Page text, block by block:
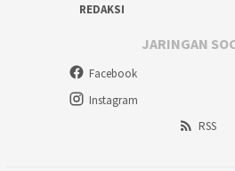
REDAKSI
JARINGAN
Facebook
Instagram
RSS